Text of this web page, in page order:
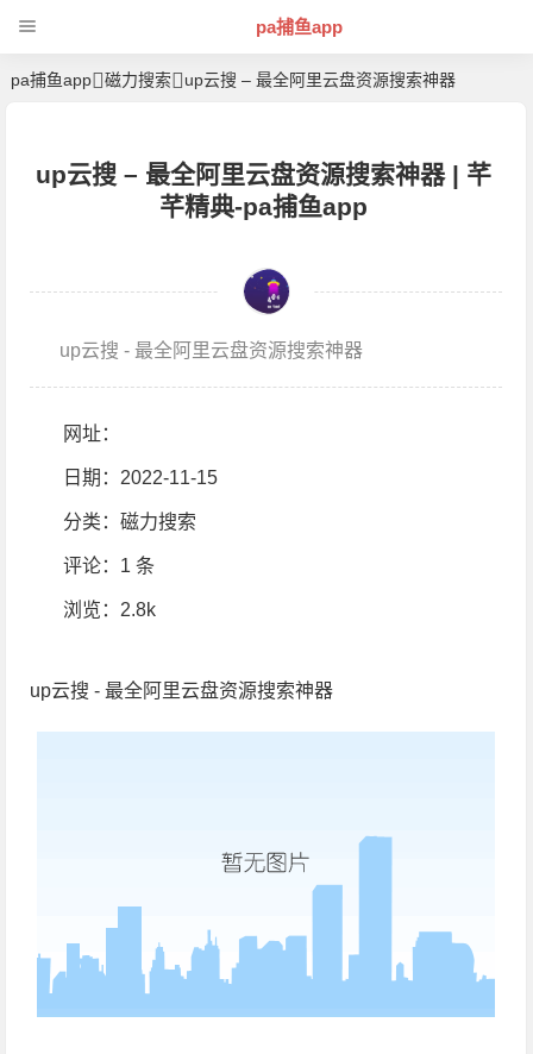
pa捕鱼app
pa捕鱼app 磁力搜索 up云搜 – 最全阿里云盘资源搜索神器
up云搜 – 最全阿里云盘资源搜索神器 | 芊
芊精典-pa捕鱼app
up云搜 - 最全阿里云盘资源搜索神器
网址：
日期：2022-11-15
分类：磁力搜索
评论： 1 条
浏览 ：2.8k
up云搜 - 最全阿里云盘资源搜索神器